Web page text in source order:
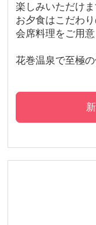
楽しみいただけま
お夕食はこだわ
会席料理をご用意
花巻温泉で至極